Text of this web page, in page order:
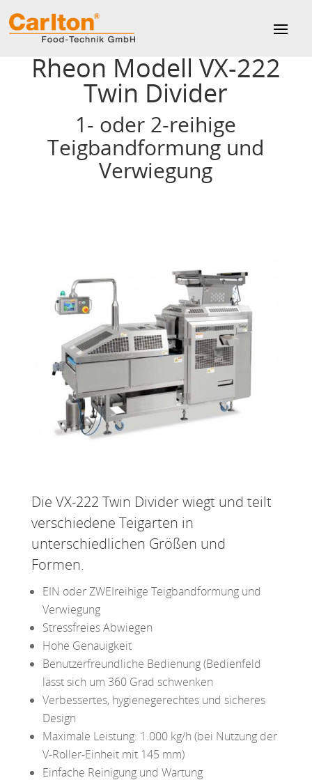
Rheon Modell VX-222
Twin Divider
1- oder 2-reihige
Teigbandformung und
Verwiegung
Die VX-222 Twin Divider wiegt und teilt
verschiedene Teigarten in
unterschiedlichen Größen und
Formen.
EIN oder ZWEIreihige Teigbandformung und
Verwiegung
Stressfreies Abwiegen
Hohe Genauigkeit
Benutzerfreundliche Bedienung (Bedienfeld
lässt sich um 360 Grad schwenken
Verbessertes, hygienegerechtes und sicheres
Design
Maximale Leistung: 1.000 kg/h (bei Nutzung der
V-Roller-Einheit mit 145 mm)
Einfache Reinigung und Wartung